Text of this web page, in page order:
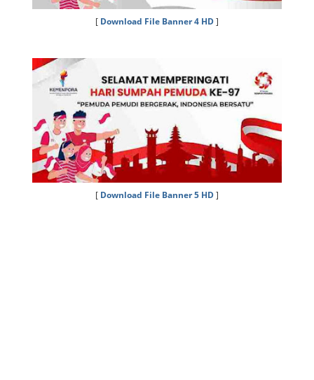
[ Download File Banner 4 HD]
[ Download File Banner 5 HD]